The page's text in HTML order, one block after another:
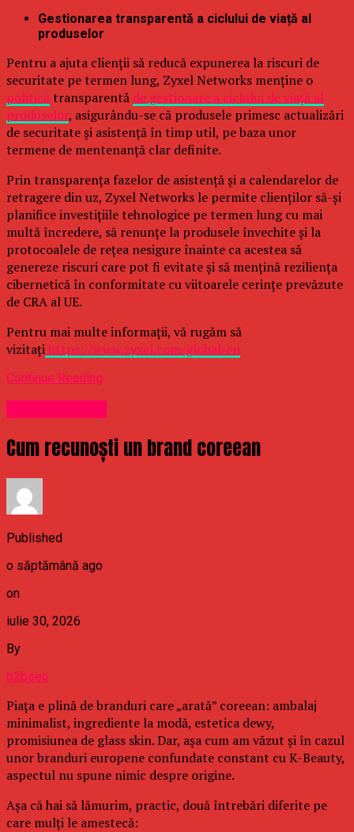
Gestionarea transparentă a ciclului de viață al
produselor
Pentru a ajuta clienții să reducă expunerea la riscuri de
securitate pe termen lung, Zyxel Networks menține o
politică transparentă de gestionare a ciclului de viață al
produselor, asigurându-se că produsele primesc actualizări
de securitate și asistență în timp util, pe baza unor
termene de mentenanță clar definite.
Prin transparența fazelor de asistență și a calendarelor de
retragere din uz, Zyxel Networks le permite clienților să-și
planifice investițiile tehnologice pe termen lung cu mai
multă încredere, să renunțe la produsele învechite și la
protocoalele de rețea nesigure înainte ca acestea să
genereze riscuri care pot fi evitate și să mențină reziliența
cibernetică în conformitate cu viitoarele cerințe prevăzute
de CRA al UE.
Pentru mai multe informații, vă rugăm să
vizitațihttps://www.zyxel.com/global/en
Continue Reading
Cum recunoști un brand coreean
Published
o săptămână ago
on
iulie 30, 2026
By
b2bseo
Piața e plină de branduri care „arată” coreean: ambalaj
minimalist, ingrediente la modă, estetica dewy,
promisiunea de glass skin. Dar, așa cum am văzut și în cazul
unor branduri europene confundate constant cu K-Beauty,
aspectul nu spune nimic despre origine.
Așa că hai să lămurim, practic, două întrebări diferite pe
care mulți le amestecă: